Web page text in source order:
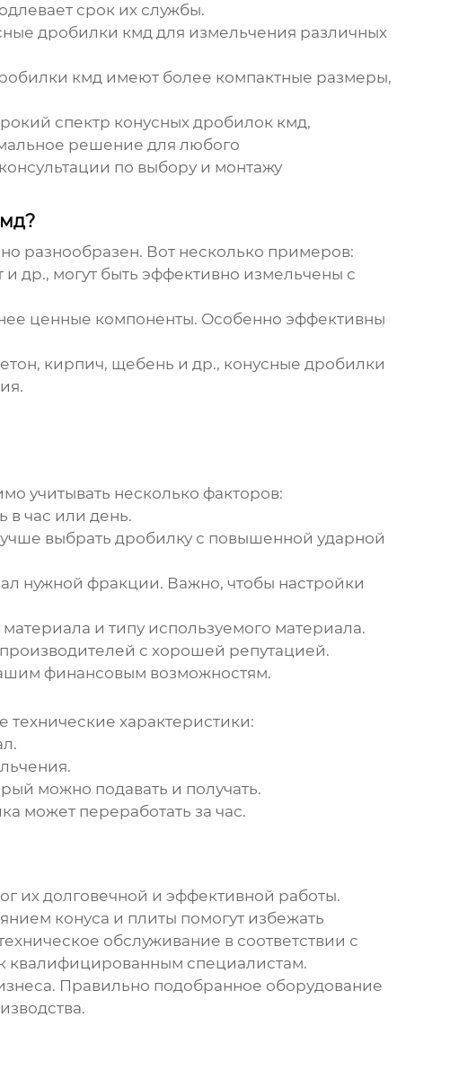
срок их службы.
дробилки кмддля измельчения различных
кмдимеют более компактные размеры,
спектр конусных дробилок кмд,
решение для любого
по выбору и монтажу
разнообразен. Вот несколько примеров:
и др., могут быть эффективно измельчены с
ценные компоненты. Особенно эффективны
кирпич, щебень и др., конусные дробилки
учитывать несколько факторов:
в час или день.
выбрать дробилку с повышенной ударной
нужной фракции. Важно, чтобы настройки
и типу используемого материала.
с хорошей репутацией.
финансовым возможностям.
характеристики:
можно подавать и получать.
может переработать за час.
их долговечной и эффективной работы.
конуса и плиты помогут избежать
обслуживание в соответствии с
квалифицированным специалистам.
Правильно подобранное оборудование